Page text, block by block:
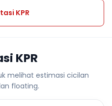
KPR
KPR
melihat estimasi cicilan
floating.